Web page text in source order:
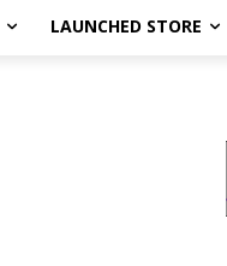
LAUNCHED STORE